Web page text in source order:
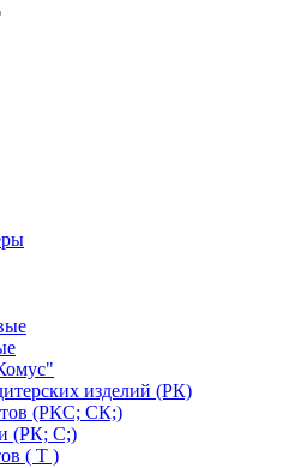
изделий (РК)
(РКС; СК;)
(РК; С;)
( Т )